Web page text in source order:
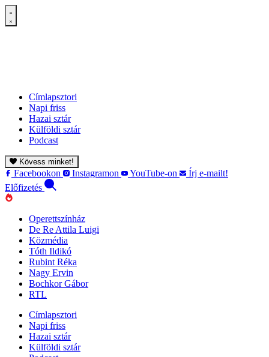
Címlapsztori
Napi friss
Hazai sztár
Külföldi sztár
Podcast
Kövess minket!
Facebookon Instagramon YouTube-on
Írj e-mailt!
Előfizetés
Operettszínház
De Re Attila Luigi
Közmédia
Tóth Ildikó
Rubint Réka
Nagy Ervin
Bochkor Gábor
RTL
Címlapsztori
Napi friss
Hazai sztár
Külföldi sztár